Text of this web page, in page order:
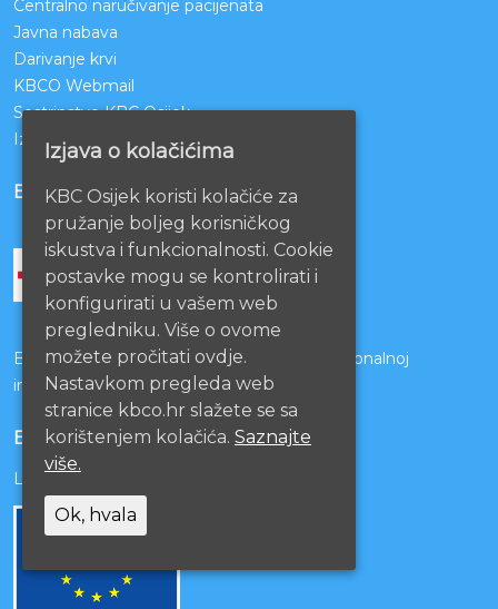
Centralno naručivanje pacijenata
Javna nabava
Darivanje krvi
KBCO Webmail
Sestrinstvo KBC Osijek
Izjava o pristupačnosti mrežnih stranica
BOLNICE PARTNERI
Bolnice s kojima je potpisan ugovor o funkcionalnoj
integraciji
EU PROJEKTI
Lista projekata
Izjava o kolačićima
KBC Osijek koristi kolačiće za
pružanje boljeg korisničkog
iskustva i funkcionalnosti. Cookie
postavke mogu se kontrolirati i
konfigurirati u vašem web
pregledniku. Više o ovome
možete pročitati ovdje.
Nastavkom pregleda web
stranice kbco.hr slažete se sa
korištenjem kolačića. Saznajte
više.
Ok, hvala